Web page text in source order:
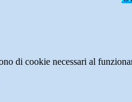
di cookie necessari al